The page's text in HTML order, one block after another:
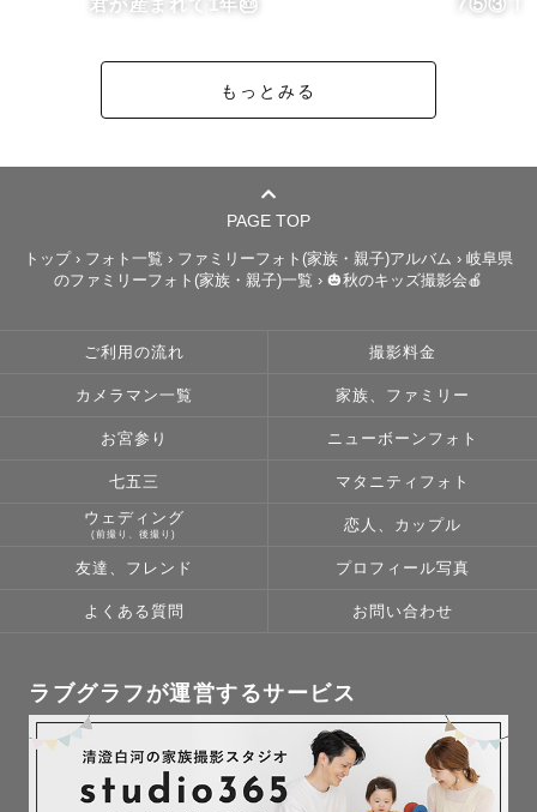
お好きな方はぜひお話ししましょう🗣️
"はじめてのカメラマン撮影"
緊張すると思います💦
一緒に考えて楽しく準備させて頂きたいと
ご希望も事前にヒアリングします。
も対応します。
❄️"写ルンです"のような世界の写真も
撮影しています。興味のある方は
お問い合わせください！
君が産まれて1年🎂 7⑤③！
もっとみる
PAGE TOP
トップ › フォト一覧 › ファミリーフォト(家族・親子)アルバム › 岐阜県
のファミリーフォト(家族・親子)一覧 › 🎃秋のキッズ撮影会🍎
ご利用の流れ 撮影料金
カメラマン一覧 家族、ファミリー
お宮参り ニューボーンフォト
七五三 マタニティフォト
ウェディング
(前撮り、後撮り)
恋人、カップル
友達、フレンド プロフィール写真
よくある質問 お問い合わせ
ラブグラフが運営するサービス